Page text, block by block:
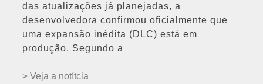
das atualizações já planejadas, a
desenvolvedora confirmou oficialmente que
uma expansão inédita (DLC) está em
produção. Segundo a
> Veja a notítcia